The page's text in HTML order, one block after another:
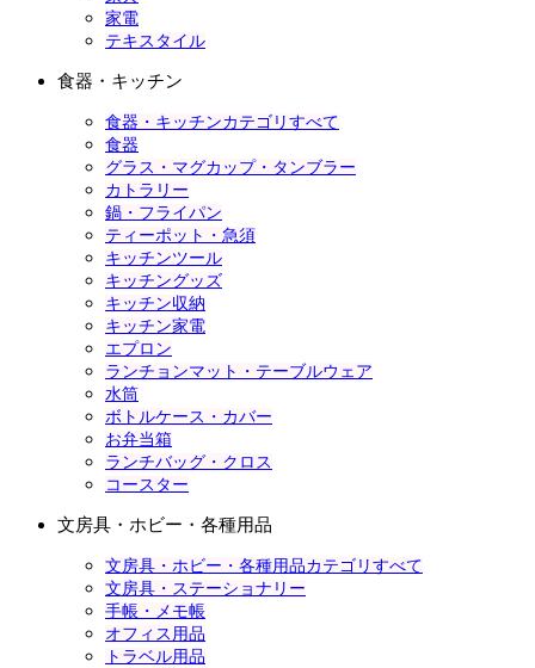
家電
テキスタイル
食器・キッチン
食器・キッチンカテゴリすべて
食器
グラス・マグカップ・タンブラー
カトラリー
鍋・フライパン
ティーポット・急須
キッチンツール
キッチングッズ
キッチン収納
キッチン家電
エプロン
ランチョンマット・テーブルウェア
水筒
ボトルケース・カバー
お弁当箱
ランチバッグ・クロス
コースター
文房具・ホビー・各種用品
文房具・ホビー・各種用品カテゴリすべて
文房具・ステーショナリー
手帳・メモ帳
オフィス用品
トラベル用品